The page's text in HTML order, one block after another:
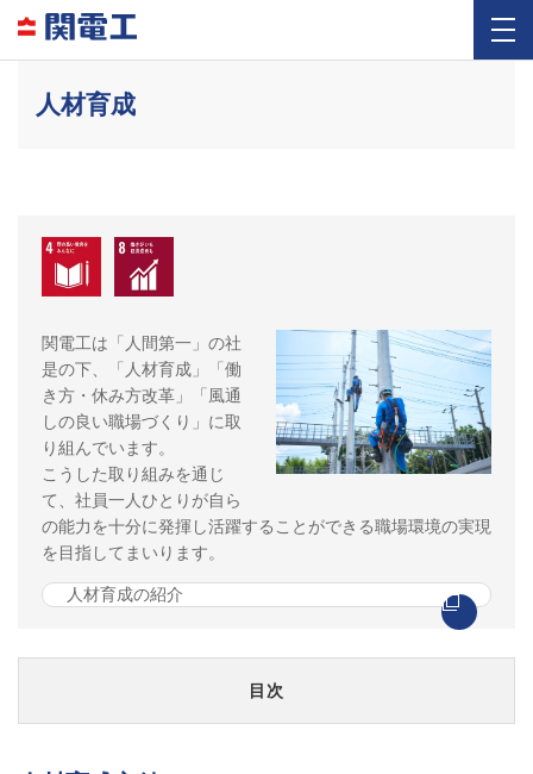
人材育成
関電工は「人間第一」の社
是の下、「人材育成」「働
き方・休み方改革」「風通
しの良い職場づくり」に取
り組んでいます。
こうした取り組みを通じ
て、社員一人ひとりが自ら
の能力を十分に発揮し活躍することができる職場環境の実現
を目指してまいります。
人材育成の紹介
目次